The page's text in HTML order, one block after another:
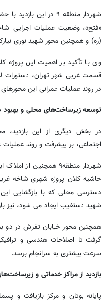
شهردار منطقه ۹ در این
«فتح»، وضعیت عملیات اجرایی
(ره) و همچنین محور شهید نوری
وی با تأکید بر اهمیت این پروژه
قسمت غربی شهر تهران، دستورات
در روند عملیات عمرانی این
توسعه زیرساخت‌های محلی و
در بخش دیگری از این بازدید،
اجتماعی، بر پیشرفت و روند عملیات
شهردار منطقه۹ همچنین
حاشیه کلان پروژه شهری شاخه غربی
دسترسی محلی که با بازگشایی
شهید دستغیب ایجاد می شود، نیز
همچنین محور خیابان تفرش در دو
گرفت تا اصلاحات هندسی و
سرعت بیشتری به سرانجام برسد.
بازدید از مراکز خدماتی و
پایانه بوتان و مرکز بازیافت و